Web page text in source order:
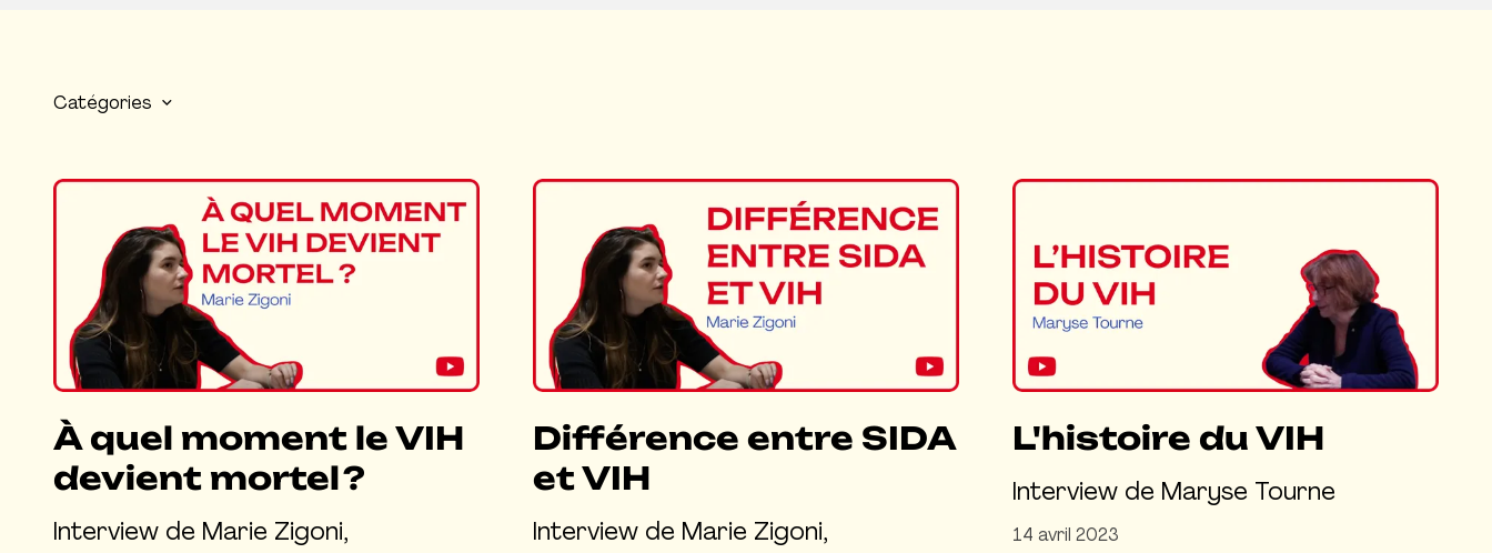
Catégories
À quel moment le VIH
devient mortel ?
Interview de Marie Zigoni,
Différence entre SIDA
et VIH
Interview de Marie Zigoni,
L'histoire du VIH
Interview de Maryse Tourne
14 avril 2023